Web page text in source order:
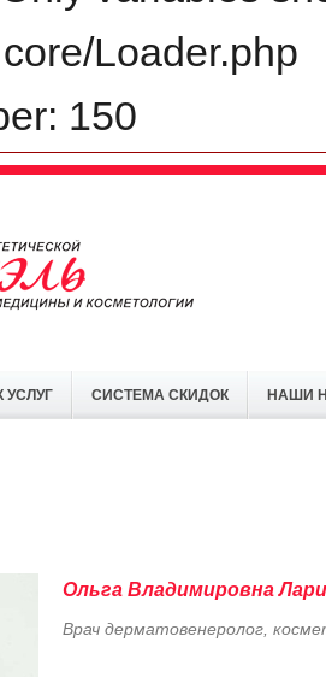
Loader.php
150
УСЛУГ СИСТЕМА СКИДОК НАШИ
Ольга Владимировна
Врач дерматовенеролог,